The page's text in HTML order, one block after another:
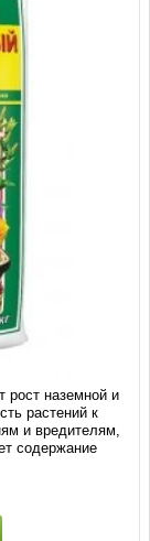
для всех
рост наземной и
растений к
и вредителям,
содержание